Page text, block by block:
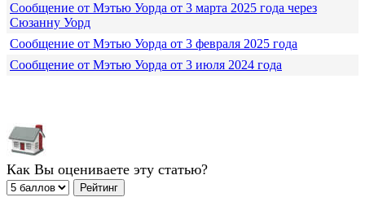
Сообщение от Мэтью Уорда от 3 марта 2025 года через
Сюзанну Уорд
Сообщение от Мэтью Уорда от 3 февраля 2025 года
Сообщение от Мэтью Уорда от 3 июля 2024 года
Как Вы оцениваете эту статью?